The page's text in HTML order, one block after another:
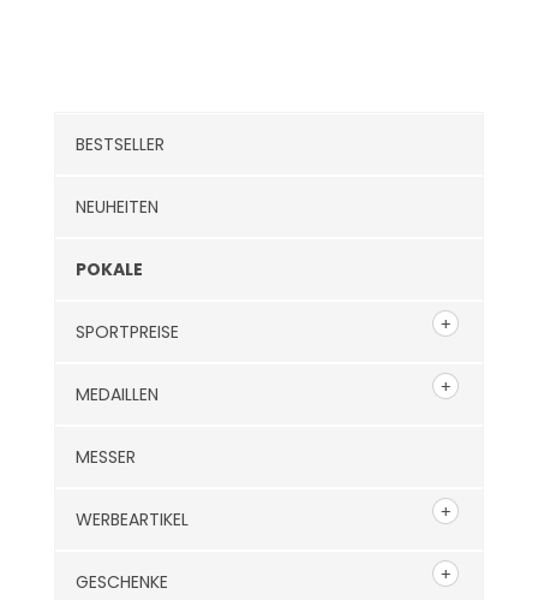
BESTSELLER
NEUHEITEN
POKALE
SPORTPREISE
MEDAILLEN
MESSER
WERBEARTIKEL
GESCHENKE